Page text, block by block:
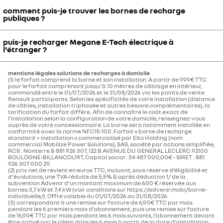
additionnel pour ce mode de charge, les câbles sont attachés à la
borne de recharge. Comme pour faire son plein de carburant.
* disponible en option sur toutes les versions
Pour plus de rapidité et de sécurité, installezune borne de recharge
convient sans avoir à vous soucier de son installation.
tout savoir sur les borne de recharge domestique
de vous assurer de lacompatibilité des câblesde recharge de
vos deux véhicules.
directement votre concessionnaire à la commande de Megane E-
Tech électrique.
supporter la recharge de vos deux véhicules.
Renault vous accompagne pour l’installation d'un dispositif de
recharge chez vous. Choisissez la solution plus plus adaptée à vos
besoins.
découvrez les solutions de recharge
La charge rapide est disponible sur l'ensemble des versions de
Megane E-Tech électrique. Elle est équipée de série d’un chargeur
rapide (pic de puissance maximale DC 165 kW) compatible avec les
bornes haute puissance du réseau autoroutier. Pas besoin de câble
additionnel pour ce mode de charge, les câbles sont attachés à la
borne de recharge, comme pour faire son plein de carburant.
comment puis-je trouver les bornes de recharge
publiques ?
Connectez-vous à Google Maps depuis votre Megane E-
Tech électrique et laissez-vous guider jusqu'à la borne la plus
proche.
À l'aide duplanificateur de trajet en électrique
arrêts et vos recharges pour arriver à destination sereinement.
Vous pouvez même connaître la puissance et le prix de la recharge.
Depuis votre compte My Renault, localisez les bornes de recharge
sur la route et payer simplement avec votre carte de recharge,
charge pass, offerte à l’achat de votre Megane E-Tech électrique.
Pour le règlement ? Utilisez le pass auquel vous aurez associé une
carte de paiement.
tout savoir sur charge pass
puis-je recharger Megane E-Tech électrique à
l'étranger ?
Avec charge pass, accédez aux plus vastes réseaux de recharge
en Europe et rechargez en toute sérénité, où que vous alliez. Et
bientôt encore plus.
mentions légales solutions de recharges à domicile
(1) le forfait comprend la borne et son installation. A partir de 999€ TTC
pour le forfait comprenant jusqu'à 10 mètres de câblage en intérieur,
commandé entre le 01/07/2026 et le 31/08/2026 via les points de vente
Renault participants. Selon les spécificités de votre installation (distance
de câbles, installation triphasée et autres besoins complémentaires), la
tarification du forfait diffère. Afin de connaître le coût exact de
l'installation selon la configuration de votre domicile, renseignez-vous
auprès de votre concessionnaire. La borne sera notamment installée en
conformité avec la norme NFC15-100. Forfait « borne de recharge
standard + installation » commercialisé par Elto Holding (nom
commercial Mobilize Power Solutions), SAS, société par actions simplifiée,
RCS : Nanterre B 881 926 307, 122 B AVENUE DU GENERAL LECLERC 92100
BOULOGNE-BILLANCOURT, Capital social : 34 487 000,00€ - SIRET : 881
926 307 000 29.
(2) prix net de revient en euros TTC, incluant, sous réserve d’éligibilité et
d'évolutions, une TVA réduite de 5,5% & après déduction 1/ de la
subvention Advenir d'un montant maximum de 600 € réservée aux
bornes 3,7 kW et 7,4 kW (voir conditions sur https://advenir.mobi/borne-
individuelle/). Offre valable du 01/07/2026 au 31/08/2026.​
(3) correspondant à une remise sur facture de 6,90€ TTC par mois
pendant les 6 premiers mois d’abonnement, puis une remise sur facture
de 16,90€ TTC par mois pendant les 6 mois suivants, l’abonnement devant